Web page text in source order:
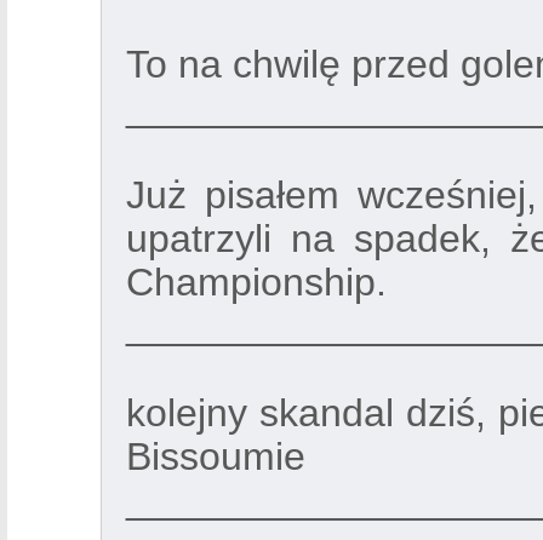
To na chwilę przed
Już pisałem
upatrzyli na spadek,
Championship.
kolejny skandal dziś,
Bissoumie